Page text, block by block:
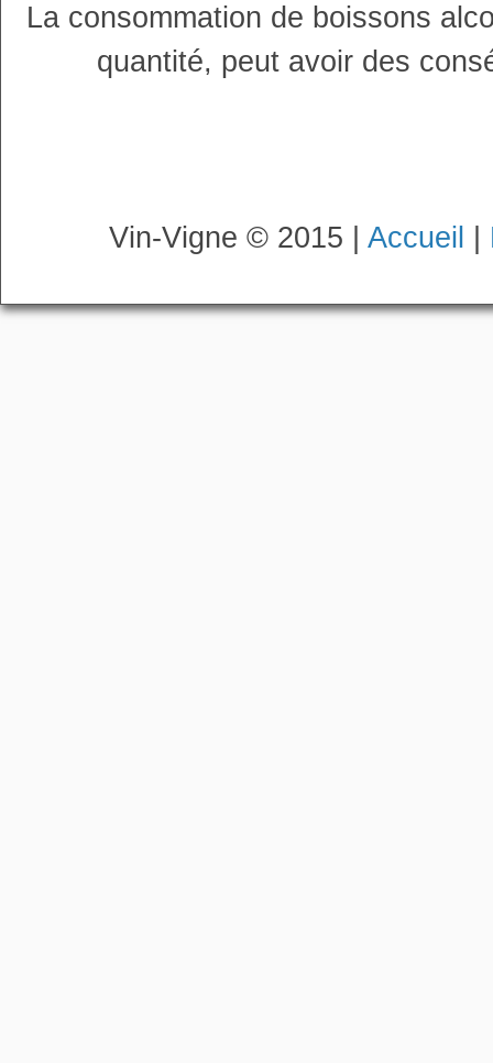
La consommation de boissons
quantité, peut avoir des
Vin-Vigne © 2015 | Accueil